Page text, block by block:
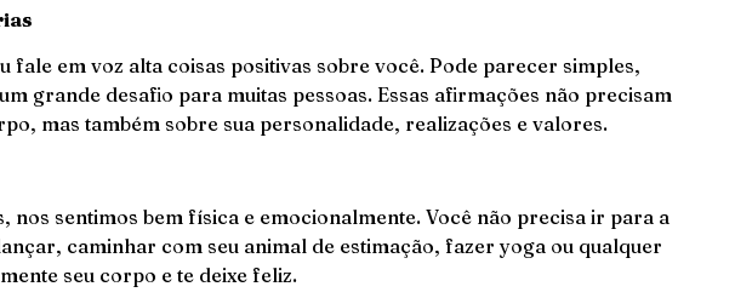
fale em voz alta coisas positivas sobre você. Pode parecer simples,
grande desafio para muitas pessoas. Essas afirmações não precisam
mas também sobre sua personalidade, realizações e valores.
nos sentimos bem física e emocionalmente. Você não precisa ir para a
caminhar com seu animal de estimação, fazer yoga ou qualquer
seu corpo e te deixe feliz.